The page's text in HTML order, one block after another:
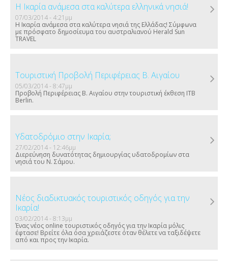
Η Ικαρία ανάμεσα στα καλύτερα ελληνικά νησιά!
07/03/2014 - 4:21μμ
Η Ικαρία ανάμεσα στα καλύτερα νησιά της Ελλάδας! Σύμφωνα
με πρόσφατο δημοσίευμα του αυστραλιανού Herald Sun
TRAVEL
Τουριστική Προβολή Περιφέρειας Β. Αιγαίου
05/03/2014 - 8:47μμ
Προβολή Περιφέρειας Β. Αιγαίου στην τουριστική έκθεση ITB
Berlin.
Υδατοδρόμιο στην Ικαρία;
27/02/2014 - 12:46μμ
Διερεύνηση δυνατότητας δημιουργίας υδατοδρομίων στα
νησιά του Ν. Σάμου.
Νέος διαδικτυακός τουριστικός οδηγός για την
Ικαρία!
03/02/2014 - 8:13μμ
Ένας νέος online τουριστικός οδηγός για την Ικαρία μόλις
έφτασε! Βρείτε όλα όσα χρειάζεστε όταν θέλετε να ταξιδέψετε
από και προς την Ικαρία.